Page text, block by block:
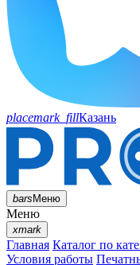
placemark_fillКазань
barsМеню
Меню
xmark
Главная Каталог по
Условия работы